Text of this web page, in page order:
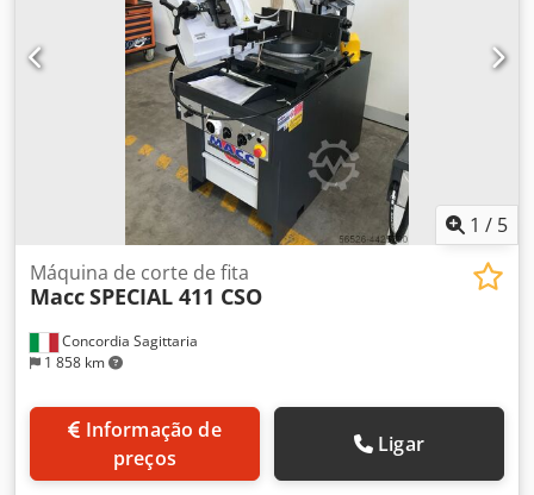
1 / 5
Concordia Sagittaria
1 858 km
Máquina de corte de fita
MaccSPECIAL 411 CSO
preços
Ligar